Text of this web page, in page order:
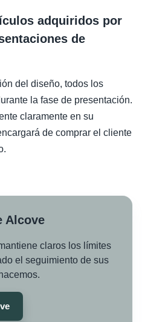
adquiridos por
de
del diseño, todos los
la fase de presentación.
claramente en su
de comprar el cliente
Alcove
claros los límites
el seguimiento de sus